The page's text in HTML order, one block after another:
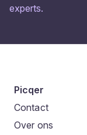
experts.
Picqer
Contact
Over ons